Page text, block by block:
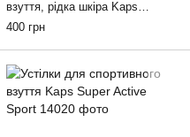
взуття, рідка шкіра Kaps
Renovating Cream 25 ml, clear
400 грн